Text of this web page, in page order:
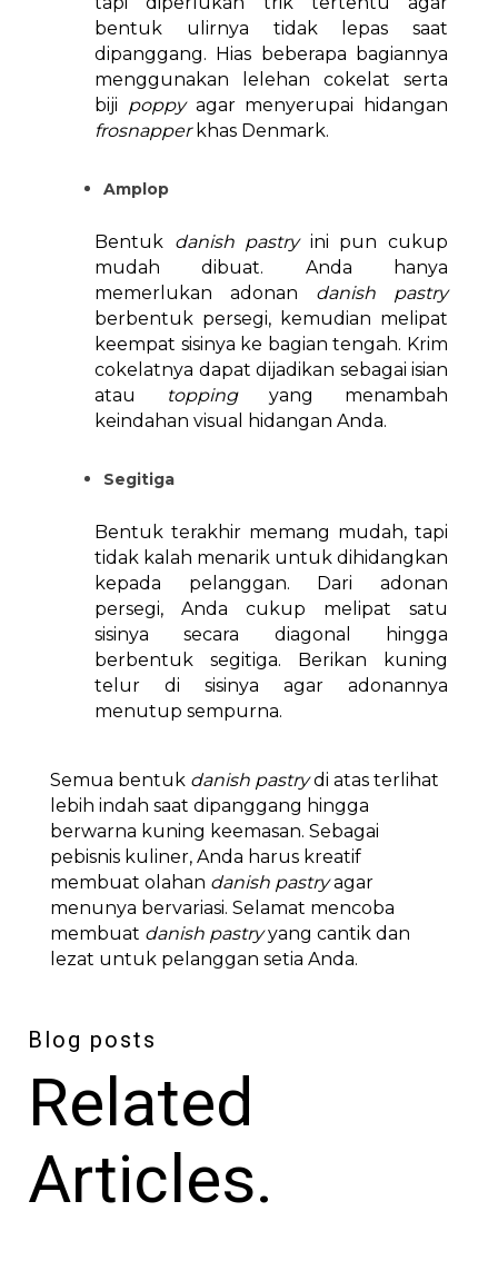
bentuk ulirnya tidak lepas saat
dipanggang. Hias beberapa bagiannya
menggunakan lelehan cokelat serta
biji poppy agar menyerupai hidangan
frosnapper khas Denmark.
Amplop
Bentuk danish pastry ini pun cukup
mudah dibuat. Anda hanya
memerlukan adonan danish pastry
berbentuk persegi, kemudian melipat
keempat sisinya ke bagian tengah. Krim
cokelatnya dapat dijadikan sebagai isian
atau
toppingyang menambah
keindahan visual hidangan Anda.
Segitiga
Bentuk terakhir memang mudah, tapi
tidak kalah menarik untuk dihidangkan
kepada pelanggan. Dari adonan
persegi, Anda cukup melipat satu
sisinya secara diagonal hingga
berbentuk segitiga. Berikan kuning
telur di sisinya agar adonannya
menutup sempurna.
Semua bentuk danish pastrydi atas terlihat
lebih indah saat dipanggang hingga
berwarna kuning keemasan. Sebagai
pebisnis kuliner, Anda harus kreatif
membuat olahan danish pastryagar
menunya bervariasi. Selamat mencoba
membuat danish pastryyang cantik dan
lezat untuk pelanggan setia Anda.
Blog posts
Related
Articles.